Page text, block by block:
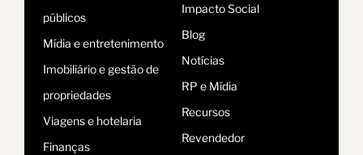
públicos
Mídia e entretenimento
Imobiliário e gestão de
propriedades
Viagens e hotelaria
Finanças
Impacto Social
Blog
Notícias
RP e Mídia
Recursos
Revendedor